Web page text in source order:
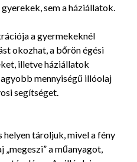
sem a háziállatok.
a gyermekeknél
okozhat, a bőrön égési
illetve háziállatok
mennyiségű illóolaj
segítséget.
tároljuk, mivel a fény
„megeszi” a műanyagot,